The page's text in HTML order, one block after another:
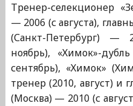
Тренер-селекционер
— 2006 (с августа),
(Санкт-Петербург) —
ноябрь), «Химок»-
сентябрь), «Химок»
тренер (2010, август) и
(Москва) — 2010 (с